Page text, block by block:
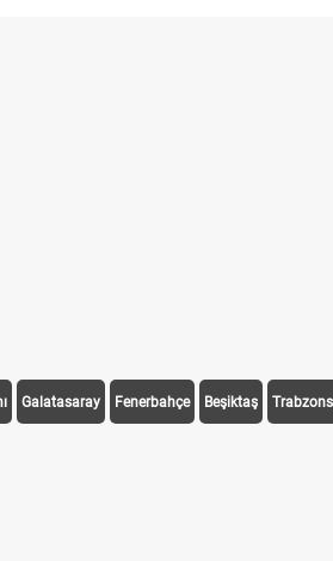
Galatasaray Fenerbahçe Beşiktaş